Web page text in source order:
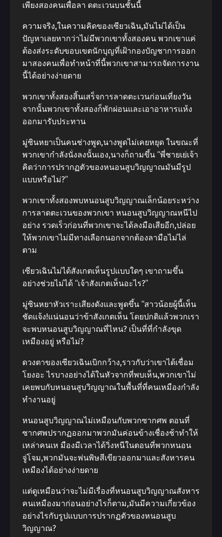
เพียงสองคนเพื่อลา ดตะเวนบนชั้นนี้
ความจริง,ในความคิดของเซียวเฉิน,มันไม่ได้เป็น
ปัญหาเลยหากว่าไม่มีพวกเขาทั้งสองคน พวกเขาแค่
ต้องส่งระดับขอบเขตนักบุญที่เฝ้ากองบัญชาการออก
มาสองคนเพื่อทําหน้าที่นี้พวกเขาสามารถจัดการงาน
นี้ได้อย่างง่ายดาย
พวกเขาทั้งสองสิ้นเสร็จการลาดตะเวนก่อนเที่ยงวัน
จากนั้นพวกเขาทั้งสองก็พักผ่อนและเอาอาหารแห้ง
ออกมารับประทาน
มู่ซินหยาเป็นคนช่างพูด,นางพูดไม่เคยหยุด ในขณะที่
พวกเขากําลังนั่งลงนั้นเอง,นางก็ถามขึ้น “พี่ชายเย่เจ้า
คิดว่าการปรากฏตัวของหนอนสูบวิญญาณมันมีรูป
แบบหรือไม่?”
พวกเขาทั้งสองพบหนอนสูบวิญญาณเล็กน้อยระหว่าง
การลาดตะเวนของพวกเขา หนอนสูบวิญญาณหนีไป
อย่าง รวดเร็วก่อนที่พวกเขาจะได้ลงมือเสียอีก,ปล่อย
ให้พวกเขาไม่มีทางเลือกนอกจากต้องลามือไม่ไล่
ตาม
เซียวเฉินไม่ได้สังเกตเห็นรูปแบบใดๆ เขาถามขึ้น
อย่างช่วยไม่ได้ “เจ้าสังเกตเห็นอะไร?”
มู่ซินหยาหัวเราะเสียงดังและพูดขึ้น “สาวน้อยผู้นี้เห็น
ชัดแจ้ง!แน่นอนว่าข้าสังเกตเห็น โดยปกติแล้วพวกเรา
จะพบหนอนสูบวิญญาณที่ไหน? เป็นที่ที่กําลังขุด
เหมืองอยู่ หรือไม่?
ดวงตาของเซียวเฉินเบิกกว้าง,ราวกับว่าเขาได้เชื่อม
โยงอะ ไรบางอย่างได้ในหัวจากที่พบเห็น,พวกเขาไม่
เคยพบกับหนอนสูบวิญญาณในพื้นที่ที่คนเหมืองกําลัง
ทํางานอยู่
หนอนสูบวิญญาณไม่เหมือนกับพวกซากศพ ตอนที่
ซากศพปรากฏออกมาพวกมันค่อนข้างเชื่องช้าทําให้
เหล่าคนเห มืองมีเวลาได้วิ่งหนีในตอนที่พวกหนอน
จู่โจม,พวกมันจะพ่นพิษสีเขียวออกมาและสังหารคน
เหมืองได้อย่างง่ายดาย
แต่ดูเหมือนว่าจะไม่มีเรื่องที่หนอนสูบวิญญาณสังหาร
คนเหมืองมาก่อนอย่างไรก็ตาม,มันมีความเกี่ยวข้อง
อย่างไรกับรูปแบบการปรากฏตัวของหนอนสูบ
วิญญาณ?